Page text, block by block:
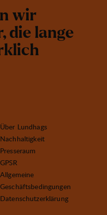
n wir
, die lange
klich
Über Lundhags
Nachhaltigkeit
Presseraum
GPSR
Allgemeine
Geschäftsbedingungen
Datenschutzerklärung